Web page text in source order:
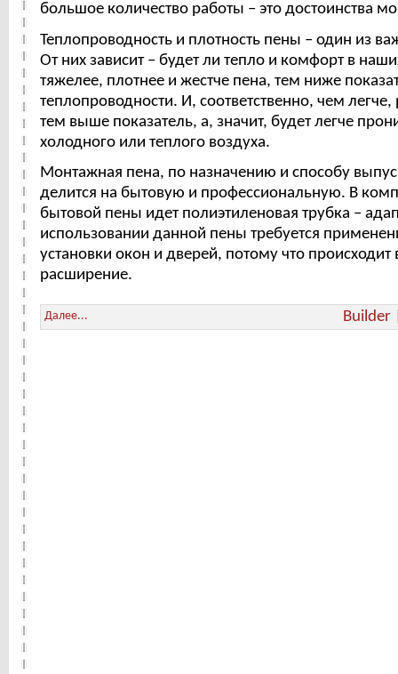
большое количество работы – это достоинства
Теплопроводность и плотность пены – один из
От них зависит – будет ли тепло и комфорт в
тяжелее, плотнее и жестче пена, тем ниже
теплопроводности. И, соответственно, чем
тем выше показатель, а, значит, будет легче
холодного или теплого воздуха.
Монтажная пена, по назначению и способу
делится на бытовую и профессиональную. В
бытовой пены идет полиэтиленовая трубка –
использовании данной пены требуется
установки окон и дверей, потому что происходит
расширение.
Далее... Builder